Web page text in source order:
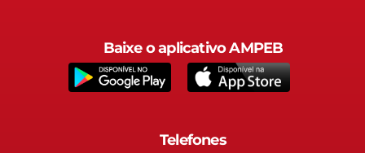
Baixe o aplicativo AMPEB
Telefones